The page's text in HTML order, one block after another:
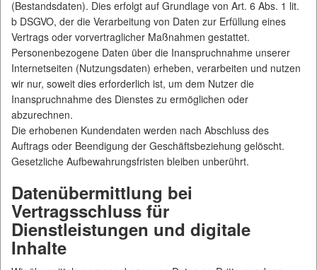
(Bestandsdaten). Dies erfolgt auf Grundlage von Art. 6 Abs. 1 lit.
b DSGVO, der die Verarbeitung von Daten zur Erfüllung eines
Vertrags oder vorvertraglicher Maßnahmen gestattet.
Personenbezogene Daten über die Inanspruchnahme unserer
Internetseiten (Nutzungsdaten) erheben, verarbeiten und nutzen
wir nur, soweit dies erforderlich ist, um dem Nutzer die
Inanspruchnahme des Dienstes zu ermöglichen oder
abzurechnen.
Die erhobenen Kundendaten werden nach Abschluss des
Auftrags oder Beendigung der Geschäftsbeziehung gelöscht.
Gesetzliche Aufbewahrungsfristen bleiben unberührt.
Datenübermittlung bei
Vertragsschluss für
Dienstleistungen und digitale
Inhalte